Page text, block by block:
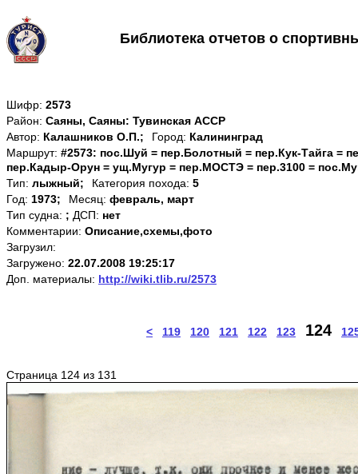
Библиотека отчетов о
Шифр: 2573
Район: Саяны, Саяны: Тувинская АССР
Автор: Калашников О.П.; Город: Калининград
Маршрут: #2573: пос.Шуй = пер.Болотный = пер.Кук-Тайга =
пер.Кадыр-Орун = ущ.Мугур = пер.МОСТЭ = пер.3100 =
Тип: лыжный; Категория похода: 5
Год: 1973; Месяц: февраль, март
Тип судна: ; ДСП: нет
Комментарии: Описание,схемы,фото
Загрузил:
Загружено: 22.07.2008 19:25:17
Доп. материалы: http://wiki.tlib.ru/2573
< 119 120 121 122 123 124
Страница 124 из 131